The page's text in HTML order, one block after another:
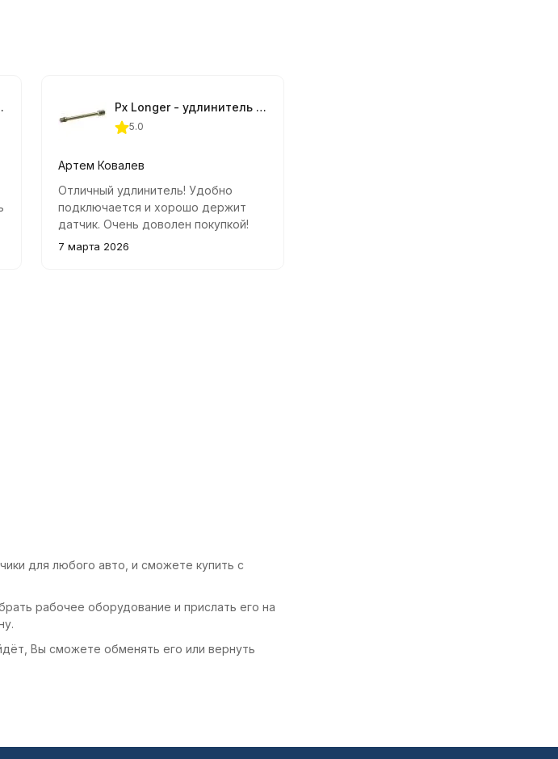
ЭКСПРЕСС Px Longer - удлинитель для датчика давления в цилиндре 12 мм
5.0
Артем Ковалев
Отличный удлинитель! Удобно
подключается и хорошо держит
датчик. Очень доволен покупкой!
7 марта 2026
для любого авто, и сможете купить с
рабочее оборудование и прислать его на
Вы сможете обменять его или вернуть